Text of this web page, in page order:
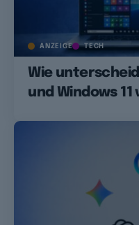
ANZEIGE TECH
Wie
und Windows